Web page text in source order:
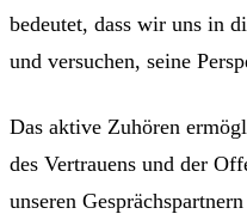
bedeutet, dass wir uns in
und versuchen, seine
Das aktive Zuhören
des Vertrauens und der
unseren